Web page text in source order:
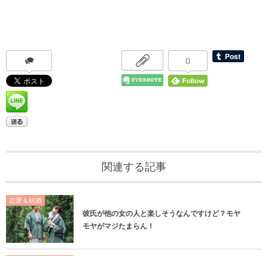
0
関連する記事
恋愛＆結婚
彼氏が他の女の人と楽しそうなんですけど？モヤ
モヤがマジたまらん！